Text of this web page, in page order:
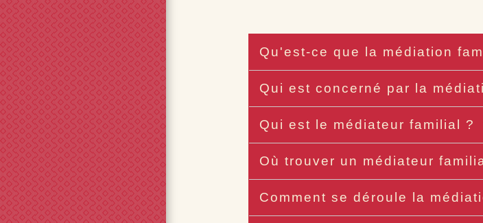
Qu'est-ce que la médiation
Qui est concerné par la
Qui est le médiateur familial ?
Où trouver un médiateur
Comment se déroule la